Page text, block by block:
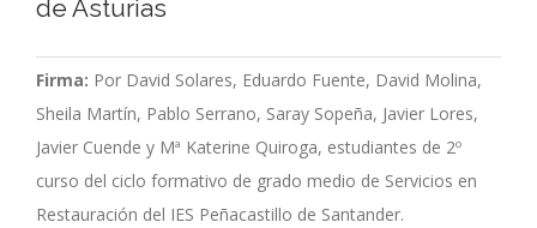
de Asturias
Firma: Por David Solares, Eduardo Fuente, David Molina,
Sheila Martín, Pablo Serrano, Saray Sopeña, Javier Lores,
Javier Cuende y Mª Katerine Quiroga, estudiantes de 2º
curso del ciclo formativo de grado medio de Servicios en
Restauración del IES Peñacastillo de Santander.